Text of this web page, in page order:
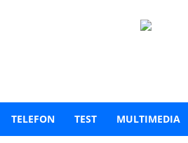
TELEFON TEST MULTIMEDIA